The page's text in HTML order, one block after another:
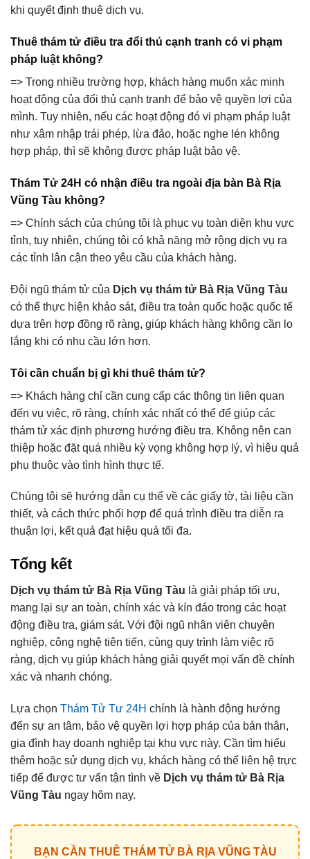
khi quyết định thuê dịch vụ.
Thuê thám tử điều tra đổi thủ cạnh tranh có vi phạm
pháp luật không?
=> Trong nhiều trường hợp, khách hàng muốn xác minh
hoạt động của đối thủ cạnh tranh để bảo vệ quyền lợi của
mình. Tuy nhiên, nếu các hoạt động đó vi phạm pháp luật
như xâm nhập trái phép, lừa đảo, hoặc nghe lén không
hợp pháp, thì sẽ không được pháp luật bảo vệ.
Thám Tử 24H có nhận điều tra ngoài địa bàn Bà Rịa
Vũng Tàu không?
=> Chính sách của chúng tôi là phục vụ toàn diện khu vực
tỉnh, tuy nhiên, chúng tôi có khả năng mở rộng dịch vụ ra
các tỉnh lân cận theo yêu cầu của khách hàng.
Đội ngũ thám tử của Dịch vụ thám tử Bà Rịa Vũng Tàu
có thể thực hiện khảo sát, điều tra toàn quốc hoặc quốc tế
dựa trên hợp đồng rõ ràng, giúp khách hàng không cần lo
lắng khi có nhu cầu lớn hơn.
Tôi cần chuẩn bị gì khi thuê thám tử?
=> Khách hàng chỉ cần cung cấp các thông tin liên quan
đến vụ việc, rõ ràng, chính xác nhất có thể để giúp các
thám tử xác định phương hướng điều tra. Không nên can
thiệp hoặc đặt quá nhiều kỳ vọng không hợp lý, vì hiệu quả
phụ thuộc vào tình hình thực tế.
Chúng tôi sẽ hướng dẫn cụ thể về các giấy tờ, tài liệu cần
thiết, và cách thức phối hợp để quá trình điều tra diễn ra
thuận lợi, kết quả đạt hiệu quả tối đa.
Tổng kết
Dịch vụ thám tử Bà Rịa Vũng Tàu là giải pháp tối ưu,
mang lại sự an toàn, chính xác và kín đáo trong các hoạt
động điều tra, giám sát. Với đội ngũ nhân viên chuyên
nghiệp, công nghệ tiên tiến, cùng quy trình làm việc rõ
ràng, dịch vụ giúp khách hàng giải quyết mọi vấn đề chính
xác và nhanh chóng.
Lựa chọn Thám Tử Tư 24H chính là hành động hướng
đến sự an tâm, bảo vệ quyền lợi hợp pháp của bản thân,
gia đình hay doanh nghiệp tại khu vực này. Cần tìm hiểu
thêm hoặc sử dụng dịch vụ, khách hàng có thể liên hệ trực
tiếp để được tư vấn tận tình về Dịch vụ thám tử Bà Rịa
Vũng Tàu ngay hôm nay.
BẠN CẦN THUÊ THÁM TỬ BÀ RỊA VŨNG TÀU